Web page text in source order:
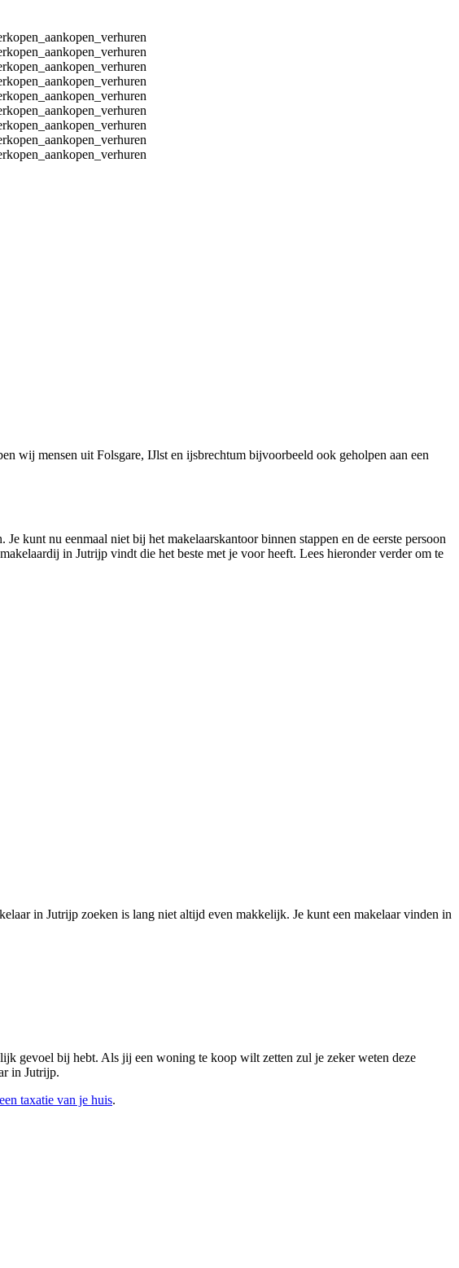
wij mensen uit Folsgare, IJlst en ijsbrechtum bijvoorbeeld ook geholpen aan een
kunt nu eenmaal niet bij het makelaarskantoor binnen stappen en de eerste persoon
in Jutrijp vindt die het beste met je voor heeft. Lees hieronder verder om te
in Jutrijp zoeken is lang niet altijd even makkelijk. Je kunt een makelaar vinden in
gevoel bij hebt. Als jij een woning te koop wilt zetten zul je zeker weten deze
in Jutrijp.
een taxatie van je huis.